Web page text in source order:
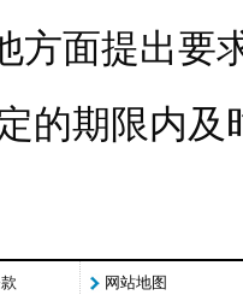
方面提出要
的期限内及
网站地图